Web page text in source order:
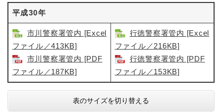
平成30年
市川警察署管内 [Excel
ファイル／413KB]
市川警察署管内 [PDF
ファイル／187KB]
行徳警察署管内 [Excel
ファイル／216KB]
行徳警察署管内​ [PDF
ファイル／153KB]
表のサイズを切り替える